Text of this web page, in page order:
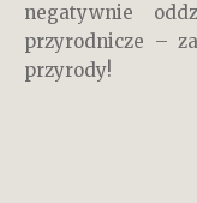
negatywnie
przyrodnicze –
przyrody!